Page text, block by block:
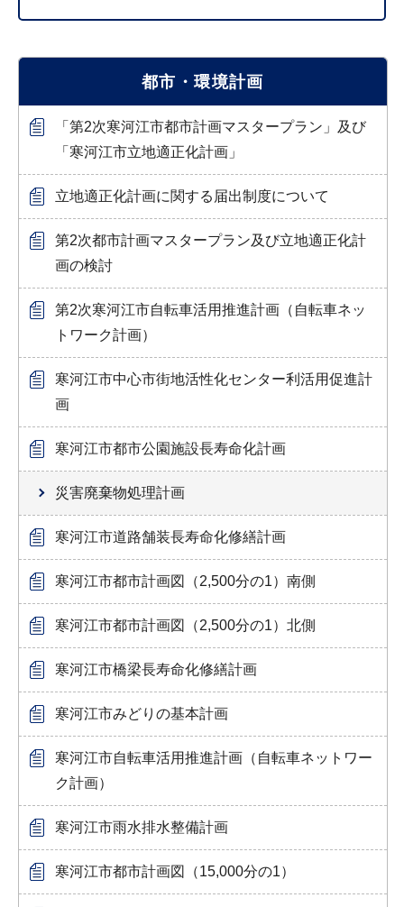
都市・環境計画
「第2次寒河江市都市計画マスタープラン」及び
「寒河江市立地適正化計画」
立地適正化計画に関する届出制度について
第2次都市計画マスタープラン及び立地適正化計
画の検討
第2次寒河江市自転車活用推進計画（自転車ネッ
トワーク計画）
寒河江市中心市街地活性化センター利活用促進計
画
寒河江市都市公園施設長寿命化計画
災害廃棄物処理計画
寒河江市道路舗装長寿命化修繕計画
寒河江市都市計画図（2,500分の1）南側
寒河江市都市計画図（2,500分の1）北側
寒河江市橋梁長寿命化修繕計画
寒河江市みどりの基本計画
寒河江市自転車活用推進計画（自転車ネットワー
ク計画）
寒河江市雨水排水整備計画
寒河江市都市計画図（15,000分の1）